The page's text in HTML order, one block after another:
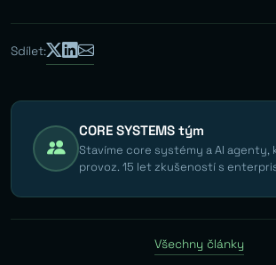
Sdílet:
CORE SYSTEMS tým
Stavíme core systémy a AI agenty,
provoz. 15 let zkušeností s
Všechny články